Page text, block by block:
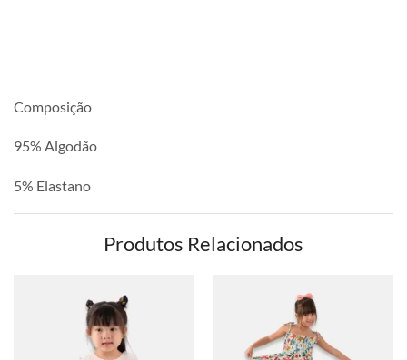
Composição
95% Algodão
5% Elastano
Produtos Relacionados